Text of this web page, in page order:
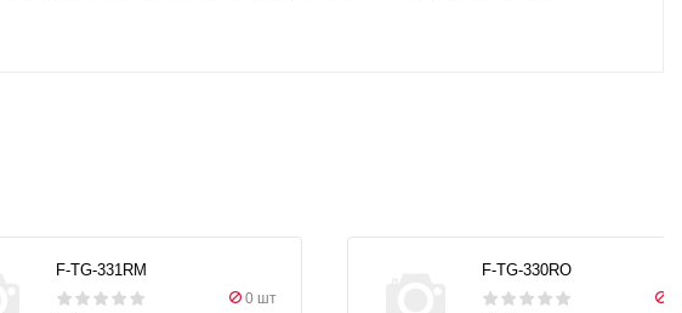
F-TG-331RM
0 шт
F-TG-330RO